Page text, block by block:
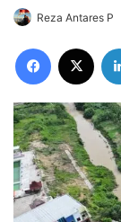
Reza Antares P
Facebook